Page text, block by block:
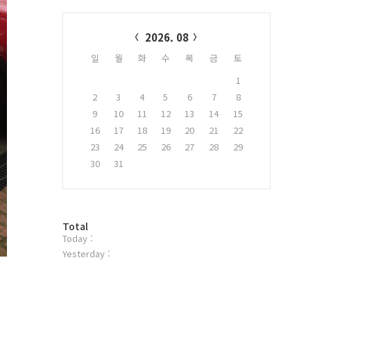
2026. 08
일 월 화 수 목 금
토
1
2
3 4 5 6 7
8
9
10 11 12 13 14
15
16
17 18 19 20 21
22
23
24 25 26 27 28
29
30
31
방
문
자
Total
Today :
Yesterday :